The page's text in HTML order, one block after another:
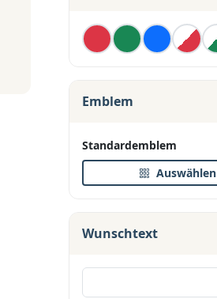
Emblem
Standardemblem
Auswählen
Wunschtext